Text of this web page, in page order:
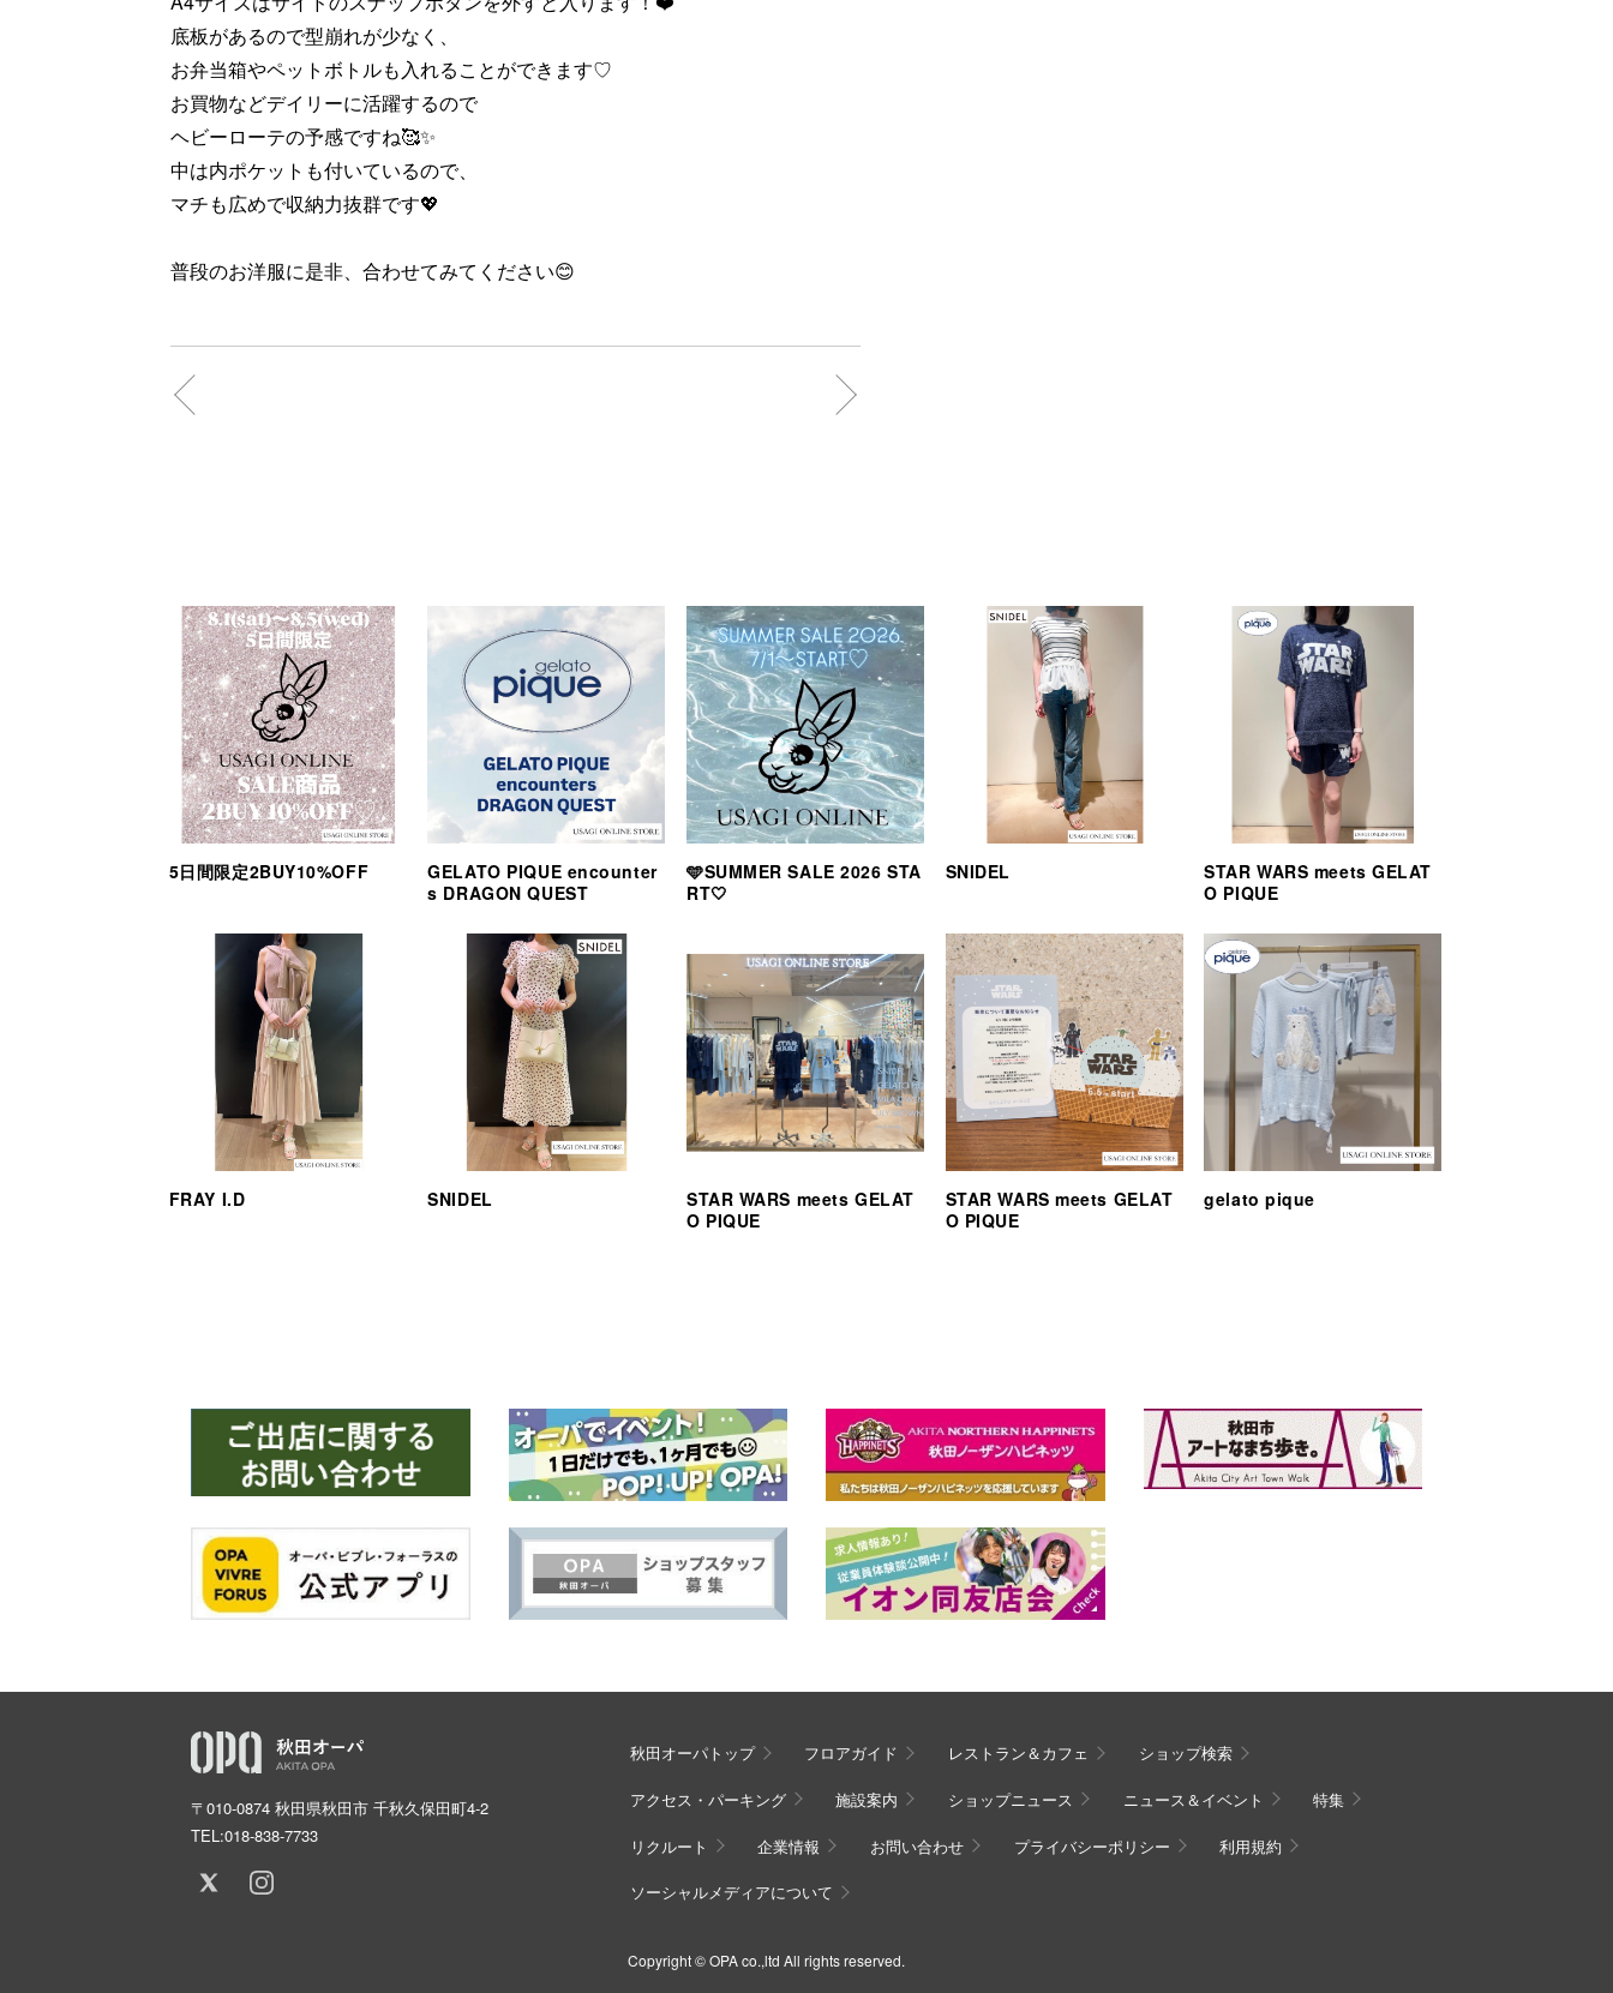
底板があるので型崩れが少なく、
お弁当箱やペットボトルも入れることができます♡
お買物などデイリーに活躍するので
ヘビーローテの予感ですね🥰✨
中は内ポケットも付いているので、
マチも広めで収納力抜群です💖
普段のお洋服に是非、合わせてみてください😊
5日間限定2BUY10%OFF
GELATO PIQUE encounter
s DRAGON QUEST
🩵SUMMER SALE 2026 STA
RT🤍
SNIDEL
STAR WARS meets GELAT
O PIQUE
FRAY I.D SNIDEL
STAR WARS meets GELAT
O PIQUE
STAR WARS meets GELAT
O PIQUE
gelato pique
〒010-0874 秋田県秋田市 千秋久保田町4-2
TEL:018-838-7733
秋田オーパトップ フロアガイド レストラン＆カフェ ショップ検索
アクセス・パーキング 施設案内 ショップニュース ニュース＆イベント 特集
リクルート 企業情報 お問い合わせ プライバシーポリシー 利用規約
ソーシャルメディアについて
Copyright © OPA co.,ltd All rights reserved.